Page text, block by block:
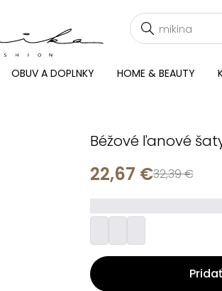
OBUV A DOPLNKY HOME & BEAUTY
Béžové ľanové
32,39 €
22,67 €